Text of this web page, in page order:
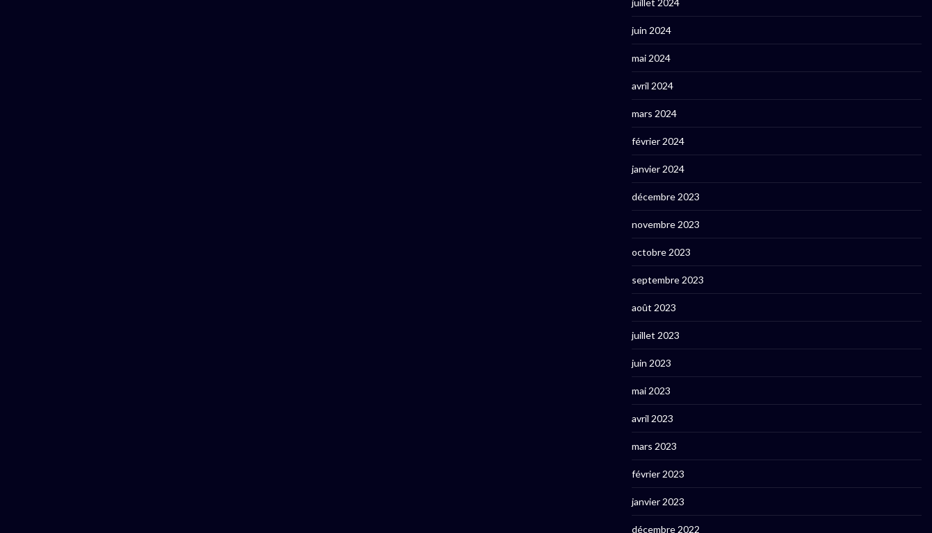
juillet 2024
juin 2024
mai 2024
avril 2024
mars 2024
février 2024
janvier 2024
décembre 2023
novembre 2023
octobre 2023
septembre 2023
août 2023
juillet 2023
juin 2023
mai 2023
avril 2023
mars 2023
février 2023
janvier 2023
décembre 2022